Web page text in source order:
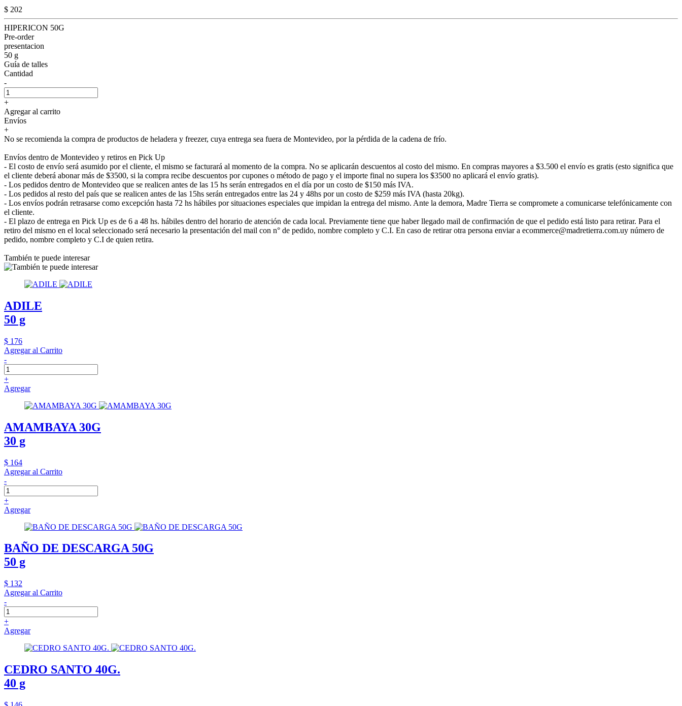
$ 202
HIPERICON 50G
Pre-order
presentacion
50 g
Guía de talles
Cantidad
-
+
Agregar al carrito
Envíos
+
No se recomienda la compra de productos de heladera y freezer, cuya entrega sea fuera de Montevideo, por la pérdida de la cadena de frío.
Envíos dentro de Montevideo y retiros en Pick Up
- El costo de envío será asumido por el cliente, el mismo se facturará al momento de la compra. No se aplicarán descuentos al costo del mismo. En compras mayores a $3.500 el envío es gratis (esto significa que
el cliente deberá abonar más de $3500, si la compra recibe descuentos por cupones o método de pago y el importe final no supera los $3500 no aplicará el envío gratis).
- Los pedidos dentro de Montevideo que se realicen antes de las 15 hs serán entregados en el día por un costo de $150 más IVA.
- Los pedidos al resto del país que se realicen antes de las 15hs serán entregados entre las 24 y 48hs por un costo de $259 más IVA (hasta 20kg).
- Los envíos podrán retrasarse como excepción hasta 72 hs hábiles por situaciones especiales que impidan la entrega del mismo. Ante la demora, Madre Tierra se compromete a comunicarse telefónicamente con
el cliente.
- El plazo de entrega en Pick Up es de 6 a 48 hs. hábiles dentro del horario de atención de cada local. Previamente tiene que haber llegado mail de confirmación de que el pedido está listo para retirar. Para el
retiro del mismo en el local seleccionado será necesario la presentación del mail con n° de pedido, nombre completo y C.I. En caso de retirar otra persona enviar a ecommerce@madretierra.com.uy número de
pedido, nombre completo y C.I de quien retira.
También te puede interesar
ADILE
50 g
$ 176
Agregar al Carrito
-
+
Agregar
AMAMBAYA 30G
30 g
$ 164
Agregar al Carrito
-
+
Agregar
BAÑO DE DESCARGA 50G
50 g
$ 132
Agregar al Carrito
-
+
Agregar
CEDRO SANTO 40G.
40 g